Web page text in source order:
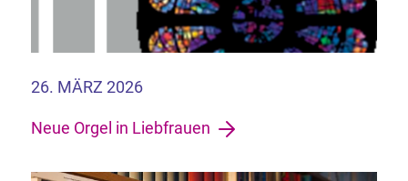
26. MÄRZ 2026
Neue Orgel in Liebfrauen